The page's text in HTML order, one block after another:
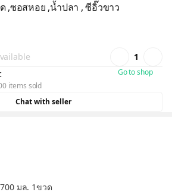
ด ,ซอสหอย ,น้ำปลา , ซีอิ๊วขาว
1
items sold
Go to shop
Chat with seller
มล. 1ขวด